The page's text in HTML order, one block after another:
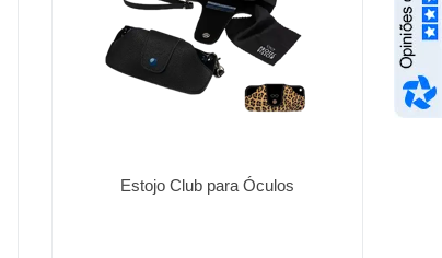
Estojo Club para Óculos